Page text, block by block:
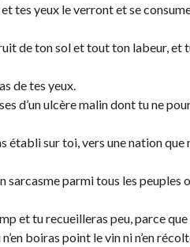
tes yeux le verront et se
de ton sol et tout ton labeur, et
de tes yeux.
d’un ulcère malin dont tu ne
sur toi, vers une nation que
parmi tous les peuples
et tu recueilleras peu, parce
boiras point le vin ni n’en